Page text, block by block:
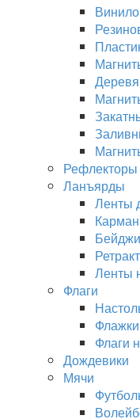
Рефлекторы
Ланъярды
Ленты
Бейджи
Ленты
Флаги
Флаги
Дождевики
Мячи